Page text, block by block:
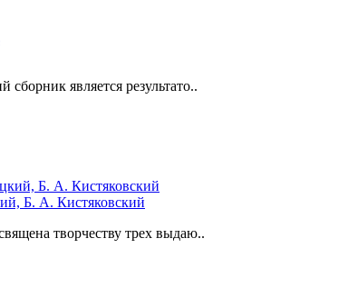
является результато..
Б. А. Кистяковский
творчеству трех выдаю..